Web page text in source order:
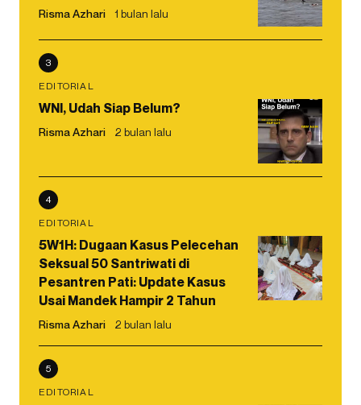
Risma Azhari 1 bulan lalu
3
EDITORIAL
WNI, Udah Siap Belum?
Risma Azhari 2 bulan lalu
4
EDITORIAL
5W1H: Dugaan Kasus Pelecehan
Seksual 50 Santriwati di
Pesantren Pati: Update Kasus
Usai Mandek Hampir 2 Tahun
Risma Azhari 2 bulan lalu
5
EDITORIAL